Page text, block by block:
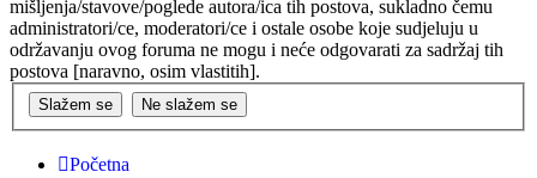
mišljenja/stavove/poglede autora/ica tih postova, sukladno čemu
administratori/ce, moderatori/ce i ostale osobe koje sudjeluju u
održavanju ovog foruma ne mogu i neće odgovarati za sadržaj tih
postova [naravno, osim vlastitih].
Početna